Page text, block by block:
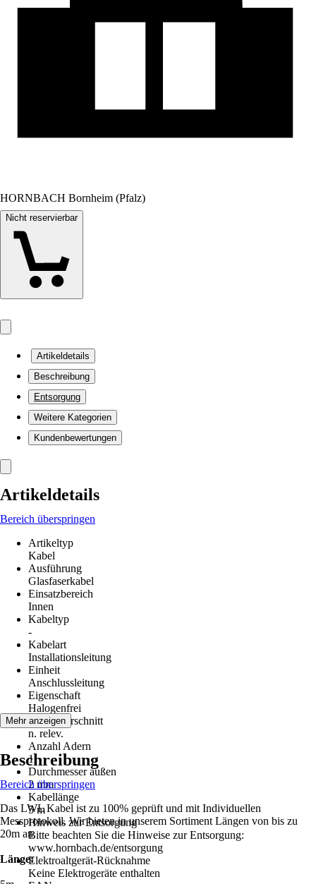
HORNBACH Bornheim (Pfalz)
Nicht reservierbar
Artikeldetails
Beschreibung
Entsorgung
Weitere Kategorien
Kundenbewertungen
Artikeldetails
Bereich überspringen
Artikeltyp
Kabel
Ausführung
Glasfaserkabel
Einsatzbereich
Innen
Kabeltyp
-
Kabelart
Installationsleitung
Einheit
Anschlussleitung
Eigenschaft
Halogenfrei
Leiterquerschnitt
n. relev.
Anzahl Adern
1
Durchmesser außen
2 mm
Kabellänge
5 m
Hinweis zur Entsorgung
Bitte beachten Sie die Hinweise zur Entsorgung:
www.hornbach.de/entsorgung
Elektroaltgerät-Rücknahme
Keine Elektrogeräte enthalten
Mehr anzeigen
Beschreibung
Bereich überspringen
Das LWL Kabel ist zu 100% geprüft und mit Individuellen
Messprotokoll. Wir bieten in unserem Sortiment Längen von bis zu
20m an.
Länge: